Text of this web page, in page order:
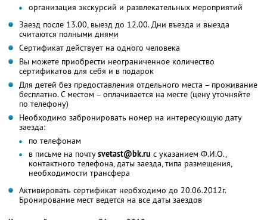
организация экскурсий и развлекательных мероприятий
Заезд после 13.00, выезд до 12.00. Дни въезда и выезда
считаются полными днями
Сертификат действует на одного человека
Вы можете приобрести неограниченное количество
сертификатов для себя и в подарок
Для детей без предоставления отдельного места – проживание
бесплатно. С местом – оплачивается на месте (цену уточняйте
по телефону)
Необходимо забронировать номер на интересующую дату
заезда:
по телефонам
в письме на почтуsvetast@bk.ru с указанием Ф.И.О.,
контактного телефона, даты заезда, типа размещения,
необходимости трансфера
Активировать сертификат необходимо до 20.06.2012г.
Бронирование мест ведется на все даты заездов